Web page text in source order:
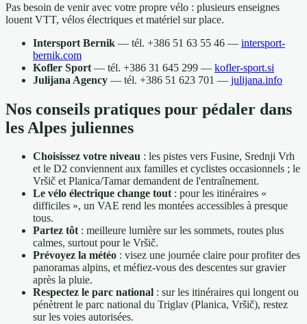
Pas besoin de venir avec votre propre vélo : plusieurs enseignes
louent VTT, vélos électriques et matériel sur place.
Intersport Bernik — tél. +386 51 63 55 46 — intersport-
bernik.com
Kofler Sport — tél. +386 31 645 299 — kofler-sport.si
Julijana Agency — tél. +386 51 623 701 — julijana.info
Nos conseils pratiques pour pédaler dans
les Alpes juliennes
Choisissez votre niveau : les pistes vers Fusine, Srednji Vrh
et le D2 conviennent aux familles et cyclistes occasionnels ; le
Vršič et Planica/Tamar demandent de l'entraînement.
Le vélo électrique change tout: pour les itinéraires «
difficiles », un VAE rend les montées accessibles à presque
tous.
Partez tôt: meilleure lumière sur les sommets, routes plus
calmes, surtout pour le Vršič.
Prévoyez la météo : visez une journée claire pour profiter des
panoramas alpins, et méfiez-vous des descentes sur gravier
après la pluie.
Respectez le parc national : sur les itinéraires qui longent ou
pénètrent le parc national du Triglav (Planica, Vršič), restez
sur les voies autorisées.